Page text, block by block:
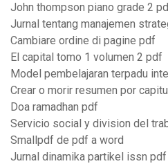
John thompson piano grade 2
Jurnal tentang manajemen
Cambiare ordine di pagine pdf
El capital tomo 1 volumen 2 pdf
Model pembelajaran terpadu
Crear o morir resumen por
Doa ramadhan pdf
Servicio social y division del
Smallpdf de pdf a word
Jurnal dinamika partikel issn pdf